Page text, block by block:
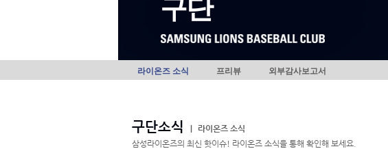
구단
라이온즈 소식 프리뷰 외부감사보고서
구단소식
라이온즈 소식
삼성라이온즈의 최신 핫이슈! 라이온즈 소식을 통해 확인해 보세요.